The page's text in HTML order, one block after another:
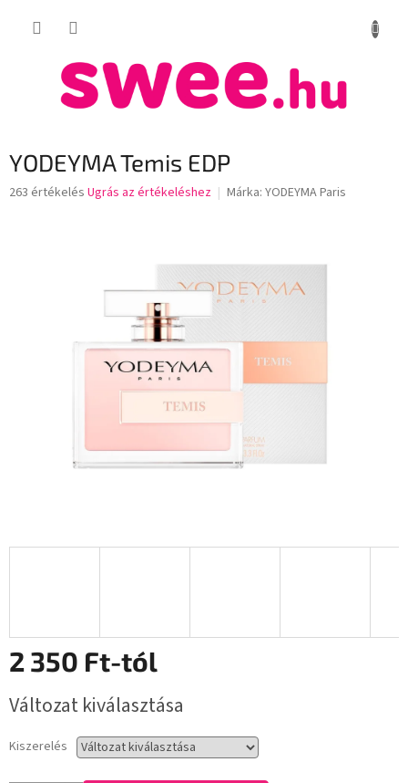
KOSÁR
YODEYMA Temis EDP
A
263 értékelés Ugrás az értékeléshez Márka: YODEYMA Paris
2 350 Ft-tól
Változat kiválasztása
Kiszerelés